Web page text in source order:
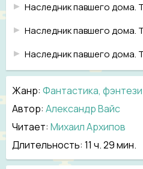
Наследник павшего дома.
Наследник павшего дома.
Наследник павшего дома.
Наследник павшего дома.
Наследник павшего дома.
Наследник павшего дома.
Жанр: Фантастика, фэнтези
Автор: Александр Вайс
Читает: Михаил Архипов
Длительность: 11 ч. 29 мин.